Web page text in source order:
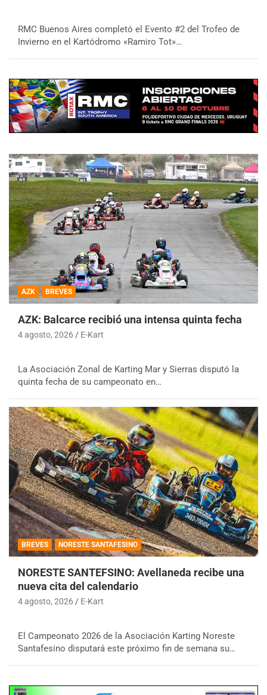
RMC Buenos Aires completó el Evento #2 del Trofeo de
Invierno en el Kartódromo «Ramiro Tot»…
AZK BREVES
AZK: Balcarce recibió una intensa quinta fecha
4 agosto, 2026 E-Kart
La Asociación Zonal de Karting Mar y Sierras disputó la
quinta fecha de su campeonato en…
BREVES NORESTE SANTAFESINO
NORESTE SANTEFSINO: Avellaneda recibe una
nueva cita del calendario
4 agosto, 2026 E-Kart
El Campeonato 2026 de la Asociación Karting Noreste
Santafesino disputará este próximo fin de semana su…